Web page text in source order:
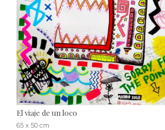
El viaje de un loco
65 x 50 cm